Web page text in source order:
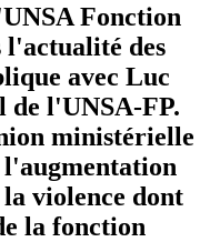
Fonction
l'actualité des
avec Luc
de l'UNSA-FP.
ministérielle
violence dont
la fonction